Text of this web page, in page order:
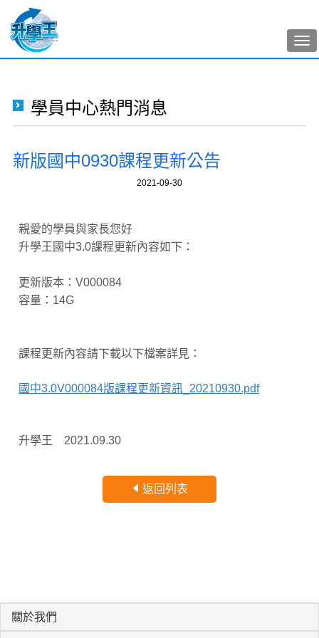
學員中心熱門消息
新版國中0930課程更新公告
2021-09-30
親愛的學員與家長您好
升學王國中3.0課程更新內容如下：
更新版本：V000084
容量：14G
課程更新內容請下載以下檔案詳見：
國中3.0V000084版課程更新資訊_20210930.pdf
升學王 2021.09.30
返回列表
關於我們